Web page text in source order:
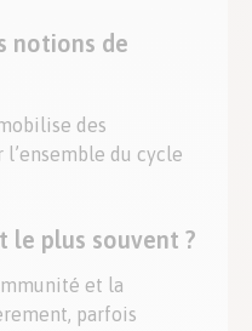
notions de
des
du cycle
le plus souvent ?
et la
parfois